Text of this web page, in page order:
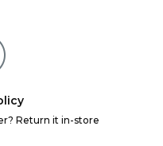
Return it in-store